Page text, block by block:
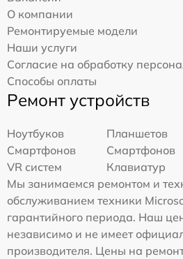
О компании
Ремонтируемые модели
Наши услуги
Согласие на обработку
Способы оплаты
Ремонт устройств
Ноутбуков
Планшетов
Смартфонов
Смартфонов
VR систем
Клавиатур
Мы занимаемся ремонтом и
обслуживанием техники
гарантийного периода. Наш
независимо и не имеет
производителя. Цены на